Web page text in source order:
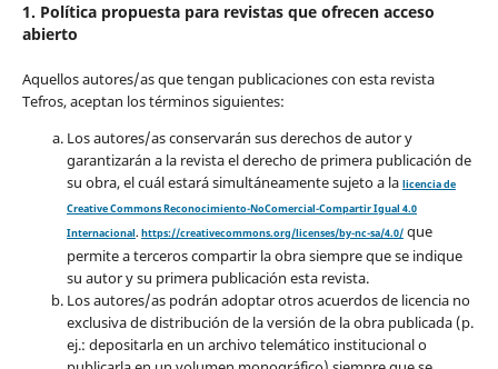
1. Política propuesta para revistas que ofrecen acceso
abierto
Aquellos autores/as que tengan publicaciones con esta revista
Tefros, aceptan los términos siguientes:
Los autores/as conservarán sus derechos de autor y
garantizarán a la revista el derecho de primera publicación de
su obra, el cuál estará simultáneamente sujeto a la licencia de
Creative Commons Reconocimiento-NoComercial-Compartir Igual 4.0
Internacional. https://creativecommons.org/licenses/by-nc-sa/4.0/que
permite a terceros compartir la obra siempre que se indique
su autor y su primera publicación esta revista.
Los autores/as podrán adoptar otros acuerdos de licencia no
exclusiva de distribución de la versión de la obra publicada (p.
ej.: depositarla en un archivo telemático institucional o